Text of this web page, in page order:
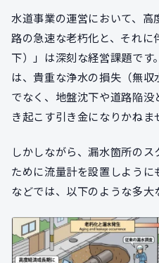
水道事業の運営において、
路の急速な老朽化と、それ
下）」は深刻な経営課題です
は、貴重な浄水の損失（無
でなく、地盤沈下や道路陥
き起こす引き金になりかねま
しかしながら、漏水箇所の
ために流量計を設置しよう
などでは、以下のような多